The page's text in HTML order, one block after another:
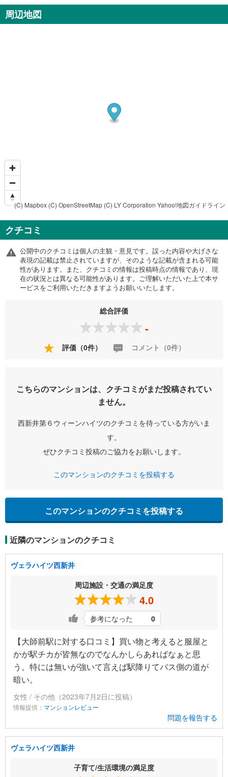
周辺地図
(C) Mapbox (C) OpenStreetMap (C) LY Corporation Yahoo!地図ガイドライン
クチコミ
公開中のクチコミは個人の主観・意見です。誤った内容や大げさな
表現の記載は禁止されていますが、そのような記載が含まれる可能
性があります。また、クチコミの情報は投稿時点の情報であり、現
在の状況とは異なる可能性があります。ご理解いただいた上で本サ
ービスをご利用いただきますようお願いいたします。
総合評価
-
評価（0件） コメント（0件）
こちらのマンションは、クチコミがまだ投稿されてい
ません。
西新井第６ウィーンハイツのクチコミを待っている方がいま
す。
ぜひクチコミ投稿のご協力をお願いします。
このマンションのクチコミを投稿する
このマンションのクチコミを投稿する
近隣のマンションのクチコミ
ヴェラハイツ西新井
周辺施設・交通の満足度
4.0
参考になった 0
【大師前駅に対する口コミ】買い物と考えると服屋と
かが駅チカが皆無なのでなんかしらあればなぁと思
う。特には無いが強いて言えば駅降りてバス側の道が
暗い。
女性 / その他（2023年7月2日に投稿）
情報提供： マンションレビュー
問題を報告する
ヴェラハイツ西新井
子育て/生活環境の満足度